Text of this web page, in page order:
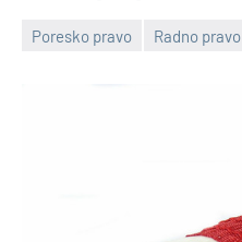
Poresko pravo Radno pravo